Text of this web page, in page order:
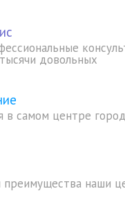
довольных
в самом центре
наши